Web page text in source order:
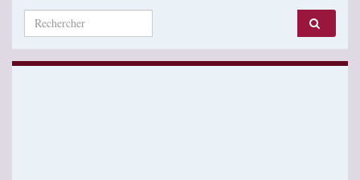
Search for: